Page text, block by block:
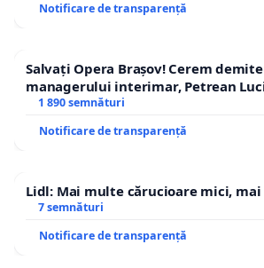
Notificare de transparență
Salvați Opera Brașov! Cerem
managerului interimar, Petrean
1 890 semnături
Notificare de transparență
Lidl: Mai multe cărucioare mici,
7 semnături
Notificare de transparență